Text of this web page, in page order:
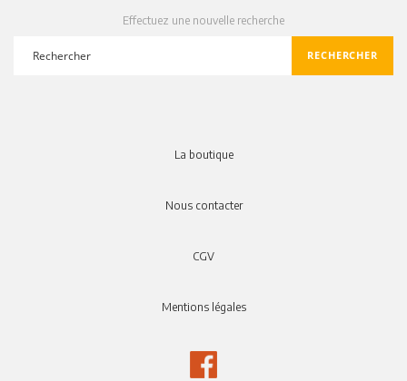
Effectuez une nouvelle recherche
search
RECHERCHER
La boutique
Nous contacter
CGV
Mentions légales